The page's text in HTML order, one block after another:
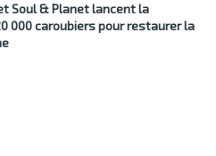
Soul & Planet lancent la
000 caroubiers pour restaurer la